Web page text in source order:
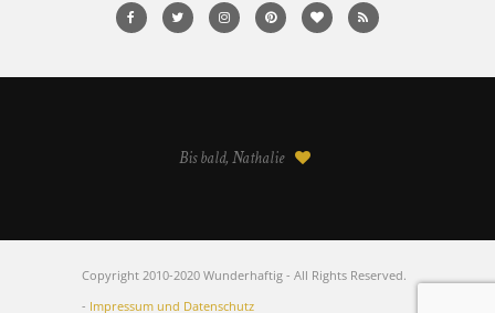
Bis bald, Nathalie
Copyright 2010-2020 Wunderhaftig - All Rights Reserved.
- Impressum und Datenschutz